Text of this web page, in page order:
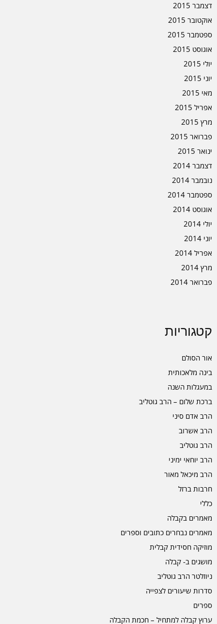
דצמבר 2015
אוקטובר 2015
ספטמבר 2015
אוגוסט 2015
יולי 2015
יוני 2015
מאי 2015
אפריל 2015
מרץ 2015
פברואר 2015
ינואר 2015
דצמבר 2014
נובמבר 2014
ספטמבר 2014
אוגוסט 2014
יולי 2014
יוני 2014
אפריל 2014
מרץ 2014
פברואר 2014
קטגוריות
אור הסולם
בינה מלאכותית
במעגלות השנה
ברכת שלום – הרב גוטליב
הרב אדם סיני
הרב אשרוב
הרב גוטליב
הרב יוחאי ימיני
הרב מיכאל מאור
חרבות ברזל
כללי
מאמרים בקבלה
מאמרים נבחרים כתובים וספרים
מוזיקה חסידית קבלית
מושגים ב- קבלה
ניוזלטר הרב גוטליב
סדרות שיעורים לצפייה
ספרים
ערוץ קבלה למתחיל – חכמת הקבלה